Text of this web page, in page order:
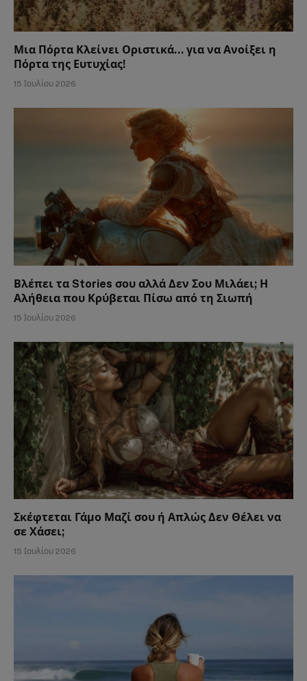
Μια Πόρτα Κλείνει Οριστικά… για να Ανοίξει η
Πόρτα της Ευτυχίας!
15 Ιουλίου 2026
Βλέπει τα Stories σου αλλά Δεν Σου Μιλάει; Η
Αλήθεια που Κρύβεται Πίσω από τη Σιωπή
15 Ιουλίου 2026
Σκέφτεται Γάμο Μαζί σου ή Απλώς Δεν Θέλει να
σε Χάσει;
15 Ιουλίου 2026